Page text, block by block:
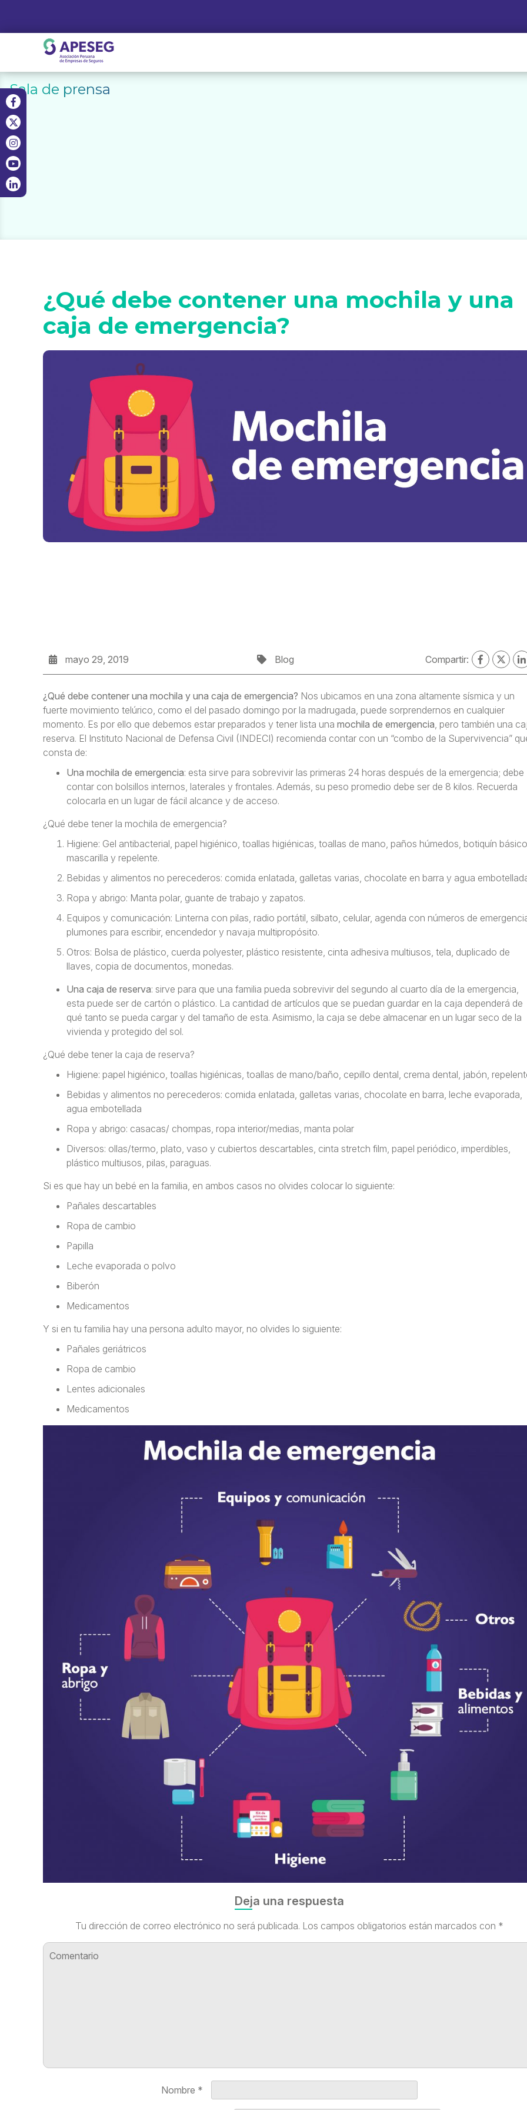
content
APESEG
Sala de prensa
¿Qué debe contener una mochila y una
caja de emergencia?
mayo 29, 2019 Blog Compartir:
¿Qué debe contener una mochila y una caja de emergencia? Nos ubicamos en una zona altamente sísmica y un
fuerte movimiento telúrico, como el del pasado domingo por la madrugada, puede sorprendernos en cualquier
momento. Es por ello que debemos estar preparados y tener lista una mochila de emergencia, pero también una
reserva. El Instituto Nacional de Defensa Civil (INDECI) recomienda contar con un “combo de la Supervivencia”
consta de:
Una mochila de emergencia: esta sirve para sobrevivir las primeras 24 horas después de la emergencia; debe
contar con bolsillos internos, laterales y frontales. Además, su peso promedio debe ser de 8 kilos. Recuerda
colocarla en un lugar de fácil alcance y de acceso.
¿Qué debe tener la mochila de emergencia?
Higiene: Gel antibacterial, papel higiénico, toallas higiénicas, toallas de mano, paños húmedos, botiquín
mascarilla y repelente.
Bebidas y alimentos no perecederos: comida enlatada, galletas varias, chocolate en barra y agua
Ropa y abrigo: Manta polar, guante de trabajo y zapatos.
Equipos y comunicación: Linterna con pilas, radio portátil, silbato, celular, agenda con números de
plumones para escribir, encendedor y navaja multipropósito.
Otros: Bolsa de plástico, cuerda polyester, plástico resistente, cinta adhesiva multiusos, tela, duplicado de
llaves, copia de documentos, monedas.
Una caja de reserva: sirve para que una familia pueda sobrevivir del segundo al cuarto día de la emergencia,
esta puede ser de cartón o plástico. La cantidad de artículos que se puedan guardar en la caja dependerá de
qué tanto se pueda cargar y del tamaño de esta. Asimismo, la caja se debe almacenar en un lugar seco de la
vivienda y protegido del sol.
¿Qué debe tener la caja de reserva?
Higiene: papel higiénico, toallas higiénicas, toallas de mano/baño, cepillo dental, crema dental, jabón,
Bebidas y alimentos no perecederos: comida enlatada, galletas varias, chocolate en barra, leche evaporada,
agua embotellada
Ropa y abrigo: casacas/ chompas, ropa interior/medias, manta polar
Diversos: ollas/termo, plato, vaso y cubiertos descartables, cinta stretch film, papel periódico, imperdibles,
plástico multiusos, pilas, paraguas.
Si es que hay un bebé en la familia, en ambos casos no olvides colocar lo siguiente:
Pañales descartables
Ropa de cambio
Papilla
Leche evaporada o polvo
Biberón
Medicamentos
Y si en tu familia hay una persona adulto mayor, no olvides lo siguiente:
Pañales geriátricos
Ropa de cambio
Lentes adicionales
Medicamentos
Deja una respuesta
Tu dirección de correo electrónico no será publicada. Los campos obligatorios están marcados con *
Nombre *